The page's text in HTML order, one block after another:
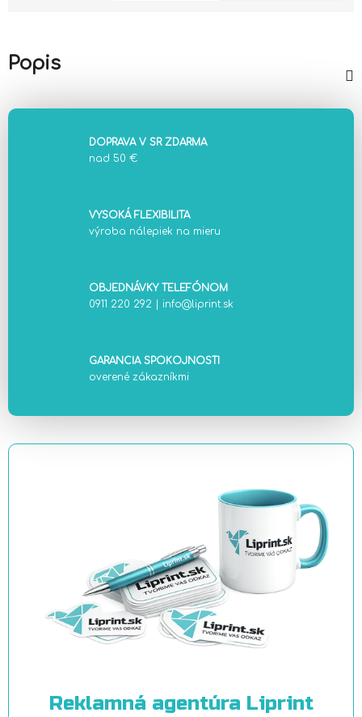
Popis
DOPRAVA V SR ZDARMA
nad 50 €
VYSOKÁ FLEXIBILITA
výroba nálepiek na mieru
OBJEDNÁVKY TELEFÓNOM
0911 220 292
info@liprint.sk
GARANCIA SPOKOJNOSTI
overené zákazníkmi
Reklamná agentúra Liprint